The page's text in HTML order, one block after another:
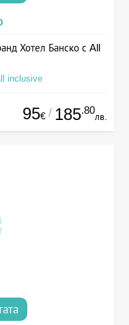
Хотел Банско с All
inclusive
95€ / 185.80
лв.